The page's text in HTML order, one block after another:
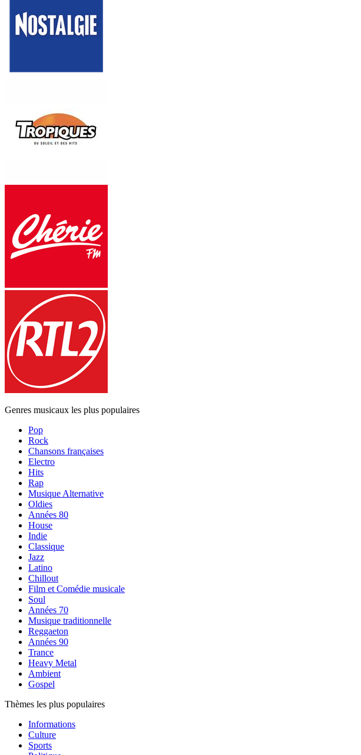
Genres musicaux les plus populaires
Pop
Rock
Chansons françaises
Electro
Hits
Rap
Musique Alternative
Oldies
Années 80
House
Indie
Classique
Jazz
Latino
Chillout
Film et Comédie musicale
Soul
Années 70
Musique traditionnelle
Reggaeton
Années 90
Trance
Heavy Metal
Ambient
Gospel
Thèmes les plus populaires
Informations
Culture
Sports